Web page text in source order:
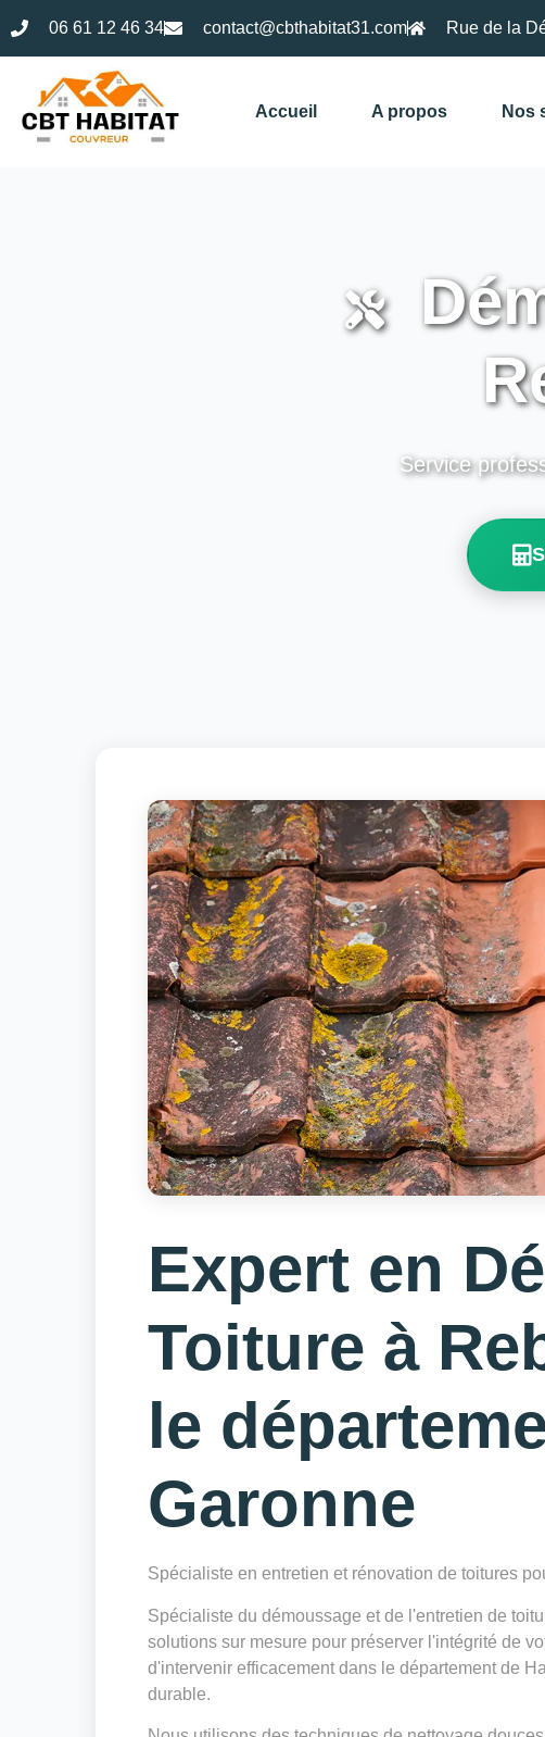
06 61 12 46 34 contact@cbthabitat31.com Rue de la
Accueil A propos Nos
Service
Expert en
Toiture à
le
Garonne
Spécialiste en entretien et rénovation de toitures
Spécialiste du démoussage et de l'entretien de
solutions sur mesure pour préserver l'intégrité de
d'intervenir efficacement dans le département de
durable.